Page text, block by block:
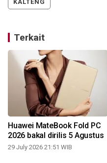
KALTENG
Terkait
Huawei MateBook Fold PC
2026 bakal dirilis 5 Agustus
29 July 2026 21:51 WIB